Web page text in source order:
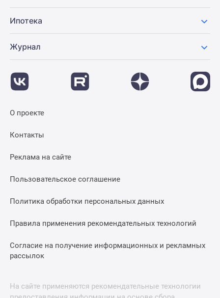
Ипотека
Журнал
О проекте
Контакты
Реклама на сайте
Пользовательское соглашение
Политика обработки персональных данных
Правила применения рекомендательных технологий
Согласие на получение информационных и рекламных
рассылок
На сайте применяются рекомендательные технологии